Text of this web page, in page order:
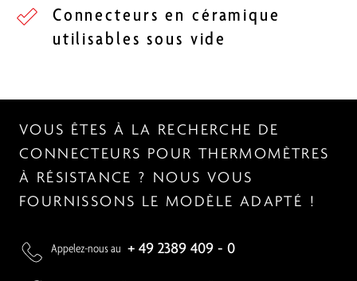
Connecteurs en céramique
utilisables sous vide
VOUS ÊTES À LA RECHERCHE DE
CONNECTEURS POUR THERMOMÈTRES
À RÉSISTANCE ? NOUS VOUS
FOURNISSONS LE MODÈLE ADAPTÉ !
Appelez-nous au + 49 2389 409 - 0